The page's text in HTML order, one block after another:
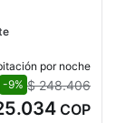
por noche
-9% $ 248.406
COP